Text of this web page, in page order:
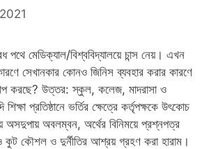
মেডিক্যাল/বিশ্ববিদ্যালয়ে চান্স নেয়। এখন
সেখানকার কোনও জিনিস ব্যবহার করার কারণে
করছে? উত্তর: স্কুল, কলেজ, মাদরাসা ও
শিক্ষা প্রতিষ্ঠানে ভর্তির ক্ষেত্রে কর্তৃপক্ষকে উৎকোচ
অসদুপায় অবলম্বন, অর্থের বিনিময়ে প্রশ্নপত্র
কৌশল ও দুর্নীতির আশ্রয় গ্রহণ করা হারাম।